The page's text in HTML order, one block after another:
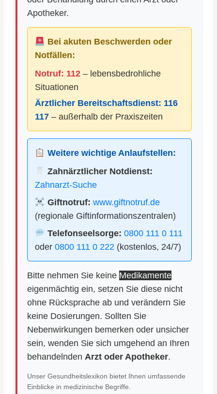
Apotheker.
Bei akuten Beschwerden oder
Notfällen:
Notruf: 112 – lebensbedrohliche
Situationen
Ärztlicher Bereitschaftsdienst: 116
117 – außerhalb der Praxiszeiten
Weitere wichtige Anlaufstellen:
Zahnärztlicher Notdienst:
Zahnarzt-Suche
Giftnotruf: www.giftnotruf.de
(regionale Giftinformationszentralen)
Telefonseelsorge: 0800 111 0 111
oder 0800 111 0 222 (kostenlos, 24/7)
Bitte nehmen Sie keine Medikamente
eigenmächtig ein, setzen Sie diese nicht
ohne Rücksprache ab und verändern Sie
keine Dosierungen. Sollten Sie
Nebenwirkungen bemerken oder unsicher
sein, wenden Sie sich umgehend an Ihren
behandelnden Arzt oder Apotheker.
Unser Gesundheitslexikon bietet Ihnen umfassende
Einblicke in medizinische Begriffe.